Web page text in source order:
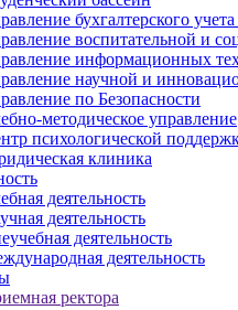
бухгалтерского
воспитательной и
информационных
научной и
по Безопасности
методическое управление
психологической
клиника
деятельность
деятельность
деятельность
деятельность
ректора